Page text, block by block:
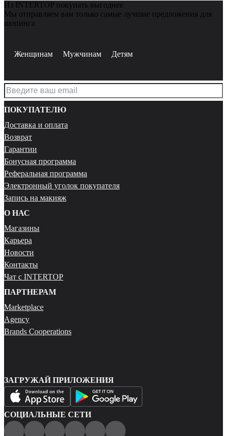
Из INTERTOP покупать выгоднее
Мы отправляем вам только самые лучшие предложения для
шопинга
Женщинам Мужчинам Детям
ПОКУПАТЕЛЮ
Доставка и оплата
Возврат
Гарантии
Бонусная программа
Реферальная программа
Электронный уголок покупателя
Запись на макияж
О НАС
Магазины
Карьера
Новости
Контакты
Чат с INTERTOP
ПАРТНЕРАМ
Marketplace
Agency
Brands Cooperations
ЗАГРУЖАЙ ПРИЛОЖЕНИЯ
СОЦИАЛЬНЫЕ СЕТИ